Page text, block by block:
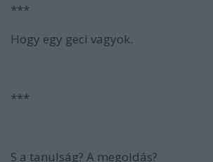
***
Hogy egy geci vagyok.
***
S a tanulság? A megoldás?